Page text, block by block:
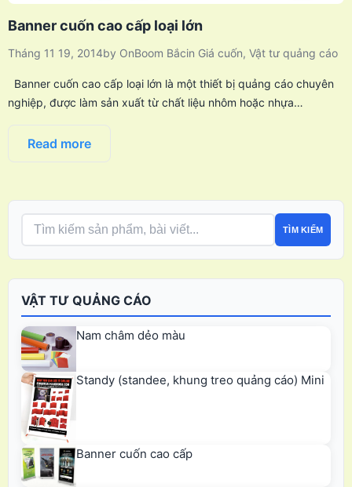
Banner cuốn cao cấp loại lớn
Tháng 11 19, 2014by OnBoom Bắcin Giá cuốn, Vật tư quảng cáo
Banner cuốn cao cấp loại lớn là một thiết bị quảng cáo chuyên
nghiệp, được làm sản xuất từ chất liệu nhôm hoặc nhựa…
Read more
TÌM KIẾM
VẬT TƯ QUẢNG CÁO
Nam châm dẻo màu
Standy (standee, khung treo quảng cáo) Mini
Banner cuốn cao cấp